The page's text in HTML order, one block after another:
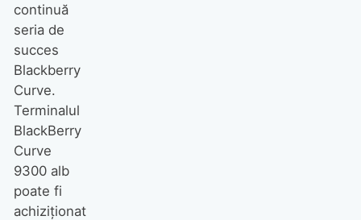
continuă
seria de
succes
Blackberry
Curve.
Terminalul
BlackBerry
Curve
9300 alb
poate fi
achiziţionat